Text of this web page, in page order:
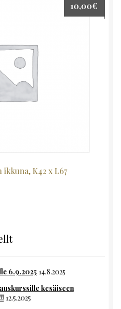
K42 x L67
10,00€
6.9.2025 14.8.2025
kesäiseen
12.5.2025